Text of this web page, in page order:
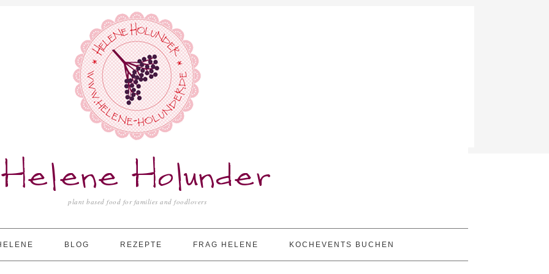
Helene Holunder
plant based food for families and foodlovers
BLOG REZEPTE FRAG HELENE KOCHEVENTS BUCHEN